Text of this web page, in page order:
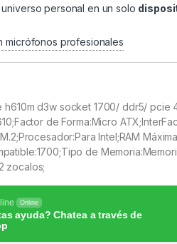
universo personal en un solo
micrófonos profesionales
h610m d3w socket 1700/ ddr5/ pcie
de Forma:Micro
Intel;RAM
de
zocalos;
Online
ayuda? Chatea a través de